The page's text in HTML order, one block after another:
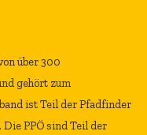
über 300
gehört zum
ist Teil der Pfadfinder
PPÖ sind Teil der